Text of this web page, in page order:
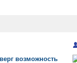
возможность